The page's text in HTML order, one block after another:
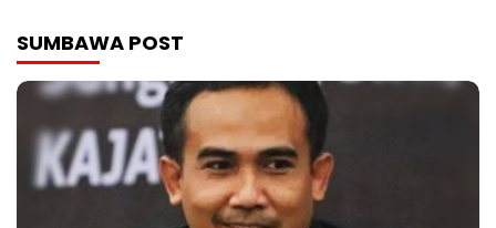
SUMBAWA POST